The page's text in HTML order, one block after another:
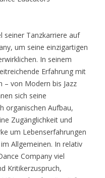
seiner Tanzkarriere auf
um seine einzigartigen
In seinem
Erfahrung mit
– von Modern bis Jazz
sich seine
organischen Aufbau,
Zugänglichkeit und
um Lebenserfahrungen
Allgemeinen. In relativ
Company viel
Kritikerzuspruch,